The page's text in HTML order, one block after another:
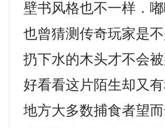
壁书风格也不一样．
也曾猜测传奇玩家是
扔下水的木头才不会
好看看这片陌生却又
地方大多数捕食者望